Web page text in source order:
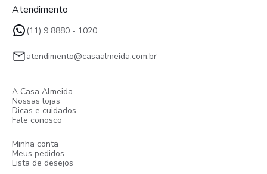
Atendimento
(11) 9 8880 - 1020
atendimento@casaalmeida.com.br
A Casa Almeida
Nossas lojas
Dicas e cuidados
Fale conosco
Minha conta
Meus pedidos
Lista de desejos